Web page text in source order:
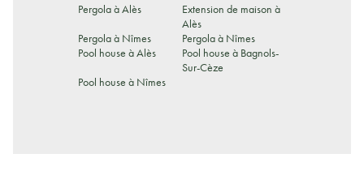
Pergola à Alès
Extension de maison à
Alès
Pergola à Nîmes
Pergola à Nîmes
Pool house à Alès
Pool house à Bagnols-
Sur-Cèze
Pool house à Nîmes